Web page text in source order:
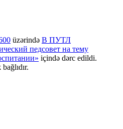
üzərində В ПУТЛ
педсовет на тему
içində dərc edildi.